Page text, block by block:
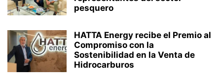
pesquero
HATTA Energy recibe el Premio al
Compromiso con la
Sostenibilidad en la Venta de
Hidrocarburos